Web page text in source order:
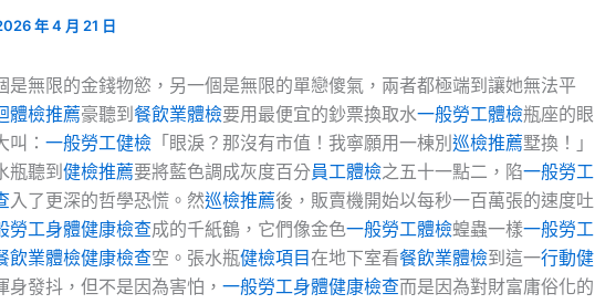
年 4 月 21 日
是無限的金錢物慾，另一個是無限的單戀傻氣，兩者都極端到讓她無法平
體檢推薦豪聽到 餐飲業體檢要用最便宜的鈔票換取水一般勞工體檢瓶座的眼
叫： 一般勞工健檢 「眼淚？那沒有市值！我寧願用一棟別 巡檢推薦墅換！」
瓶聽到 健檢推薦要將藍色調成灰度百分員工體檢之五十一點二，陷一般勞工
入了更深的哲學恐慌。然巡檢推薦後，販賣機開始以每秒一百萬張的速度吐
勞工身體健康檢查成的千紙鶴，它們像金色一般勞工體檢蝗蟲一樣一般勞工
飲業體檢健康檢查空。張水瓶健檢項目在地下室看餐飲業體檢到這一行動健
身發抖，但不是因為害怕， 一般勞工身體健康檢查而是因為對財富庸俗化的